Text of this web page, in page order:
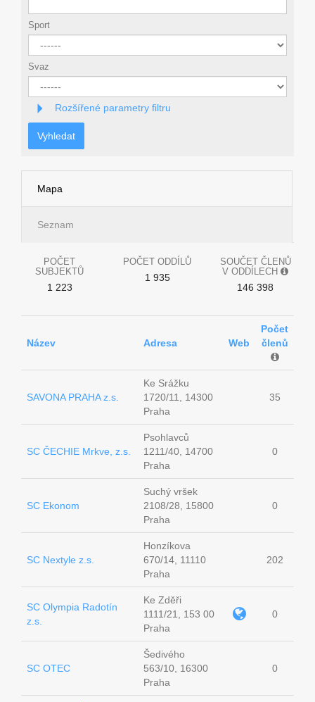
Sport
Svaz
Rozšířené parametry filtru
Vyhledat
Mapa
Seznam
POČET
SUBJEKTŮ
1 223
POČET ODDÍLŮ
1 935
SOUČET ČLENŮ
V ODDÍLECH
146 398
Název Adresa Web
Počet
členů
SAVONA PRAHA z.s.
Ke Srážku
1720/11, 14300
Praha
35
SC ČECHIE Mrkve, z.s.
Psohlavců
1211/40, 14700
Praha
0
SC Ekonom
Suchý vršek
2108/28, 15800
Praha
0
SC Nextyle z.s.
Honzíkova
670/14, 11110
Praha
202
SC Olympia Radotín
z.s.
Ke Zděři
1111/21, 153 00
Praha
0
SC OTEC
Šedivého
563/10, 16300
Praha
0